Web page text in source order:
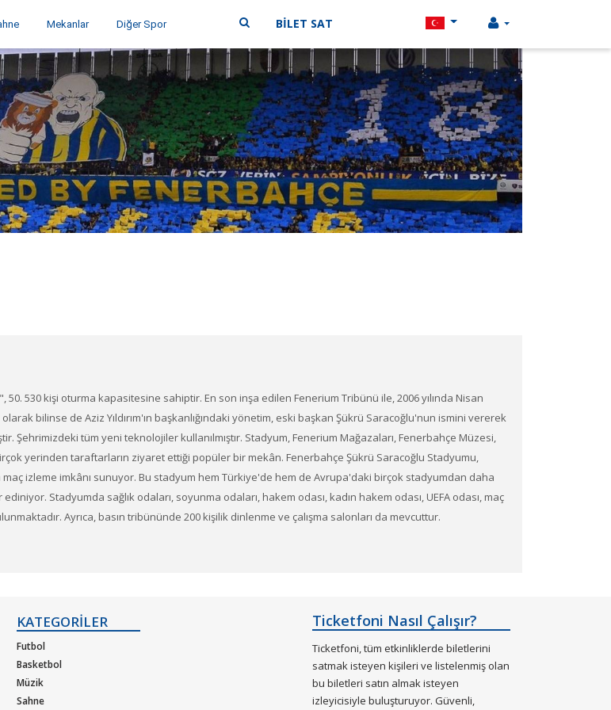
Mekanlar Diğer Spor BİLET SAT
530 kişi oturma kapasitesine sahiptir. En son inşa edilen Fenerium Tribünü ile, 2006 yılında Nisan
olarak bilinse de Aziz Yıldırım'ın başkanlığındaki yönetim, eski başkan Şükrü Saracoğlu'nun ismini vererek
Şehrimizdeki tüm yeni teknolojiler kullanılmıştır. Stadyum, Fenerium Mağazaları, Fenerbahçe Müzesi,
yerinden taraftarların ziyaret ettiği popüler bir mekân. Fenerbahçe Şükrü Saracoğlu Stadyumu,
izleme imkânı sunuyor. Bu stadyum hem Türkiye'de hem de Avrupa'daki birçok stadyumdan daha
Stadyumda sağlık odaları, soyunma odaları, hakem odası, kadın hakem odası, UEFA odası, maç
Ayrıca, basın tribününde 200 kişilik dinlenme ve çalışma salonları da mevcuttur.
KATEGORİLER
Futbol
Basketbol
Müzik
Sahne
Ticketfoni Nasıl Çalışır?
Ticketfoni, tüm etkinliklerde biletlerini
satmak isteyen kişileri ve listelenmiş olan
bu biletleri satın almak isteyen
izleyicisiyle buluşturuyor. Güvenli,